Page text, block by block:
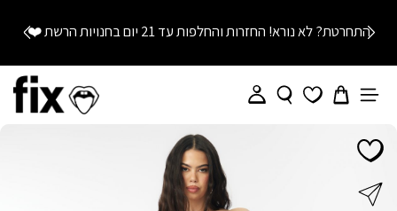
התחרטת? לא נורא! החזרות והחלפות עד 21 יום בחנויות הרשת ❤️